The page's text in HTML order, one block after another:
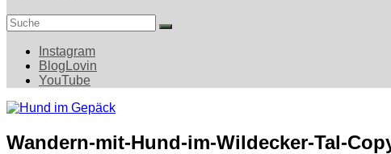
Search
Instagram
BlogLovin
YouTube
Wandern-mit-Hund-im-Wildecker-Tal-